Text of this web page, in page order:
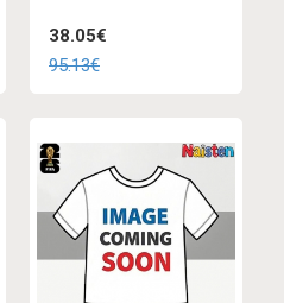
38.05€
95.13€